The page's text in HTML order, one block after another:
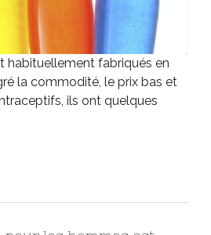
habituellement fabriqués en
la commodité, le prix bas et
ils ont quelques